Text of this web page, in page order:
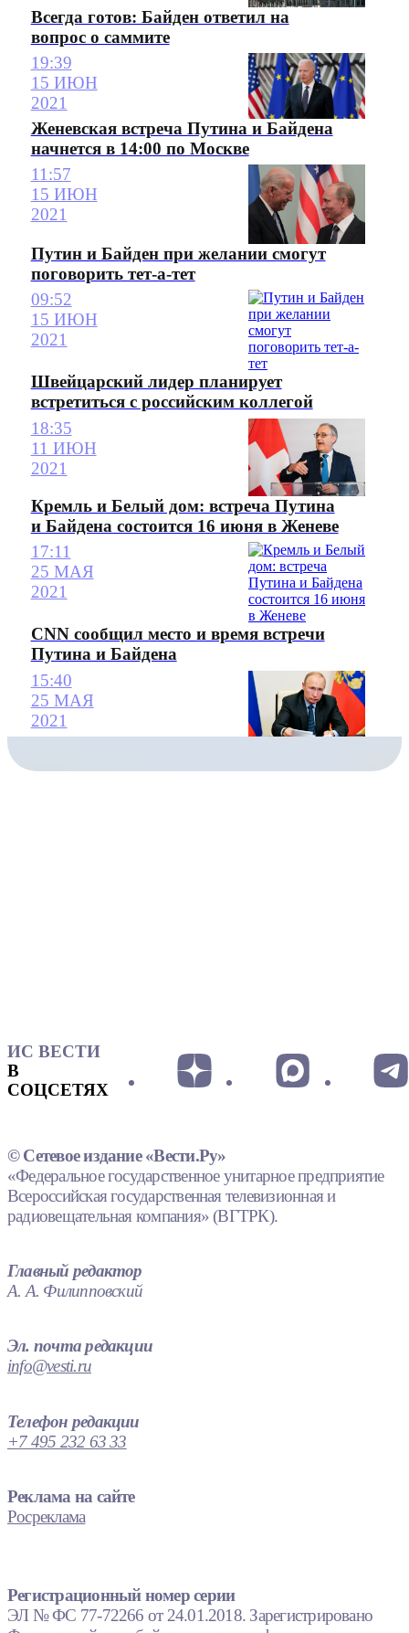
Всегда готов: Байден ответил на
вопрос о саммите
19:39
15 ИЮН
2021
Женевская встреча Путина и Байдена
начнется в 14:00 по Москве
11:57
15 ИЮН
2021
Путин и Байден при желании смогут
поговорить тет-а-тет
09:52
15 ИЮН
2021
Швейцарский лидер планирует
встретиться с российским коллегой
18:35
11 ИЮН
2021
Кремль и Белый дом: встреча Путина
и Байдена состоится 16 июня в Женеве
17:11
25 МАЯ
2021
CNN сообщил место и время встречи
Путина и Байдена
15:40
25 МАЯ
2021
ИС ВЕСТИ
В
СОЦСЕТЯХ
© Сетевое издание «Вести.Ру»
«Федеральное государственное унитарное предприятие
Всероссийская государственная телевизионная и
радиовещательная компания» (ВГТРК).
Главный редактор
А. А. Филипповский
Эл. почта редакции
info@vesti.ru
Телефон редакции
+7 495 232 63 33
Реклама на сайте
Росреклама
Регистрационный номер серии
ЭЛ № ФС 77-72266 от 24.01.2018. Зарегистрировано